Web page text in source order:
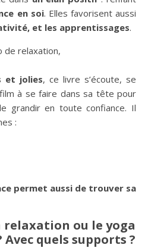
en soi. Elles favorisent aussi
et les apprentissages.
et jolies, ce livre s’écoute, se
à se faire dans sa tête pour
grandir en toute confiance. Il
:
permet aussi de trouver sa
relaxation ou le yoga
quels supports ?